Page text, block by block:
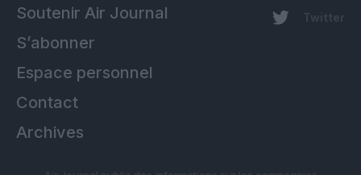
Soutenir Air Journal
S’abonner
Espace personnel
Contact
Archives